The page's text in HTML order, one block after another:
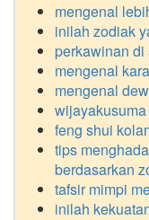
mengenal
inilah zodiak
perkawinan
mengenal
mengenal
feng shui
tips
berdasarkan
tafsir mimpi
inilah